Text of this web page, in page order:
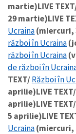
martie)LIVE
29 martie)LIVE
Ucraina(miercuri,
război în Ucraina
război în Ucraina
de război în
TEXT/Război în
aprilie)LIVE TEXT/
aprilie)LIVE TEXT/
5 aprilie)LIVE
Ucraina(miercuri,